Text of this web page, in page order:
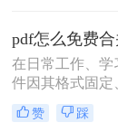
并呢？本文将
的方法。
在日常工作、学
件因其格式固定
档交换的主流格
遇到需要将多个
赞 踩